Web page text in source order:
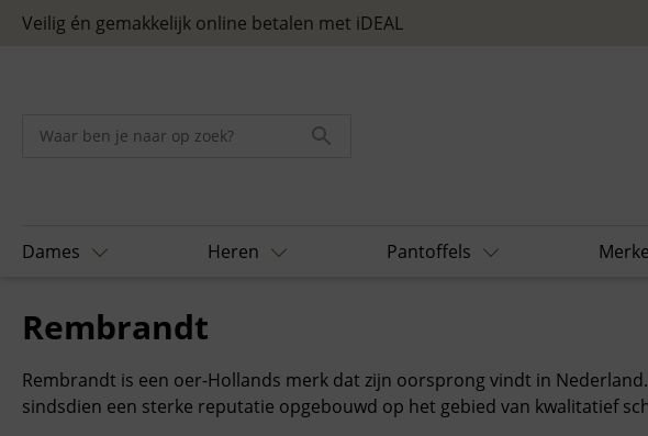
SkipVeilig én gemakkelijk online betalen met iDEAL
Dames Heren Pantoffels
Home/ Rembrandt
Rembrandt
Rembrandt is een oer-Hollands merk dat zijn oorsprong vindt in
sindsdien een sterke reputatie opgebouwd op het gebied van kwalitatief